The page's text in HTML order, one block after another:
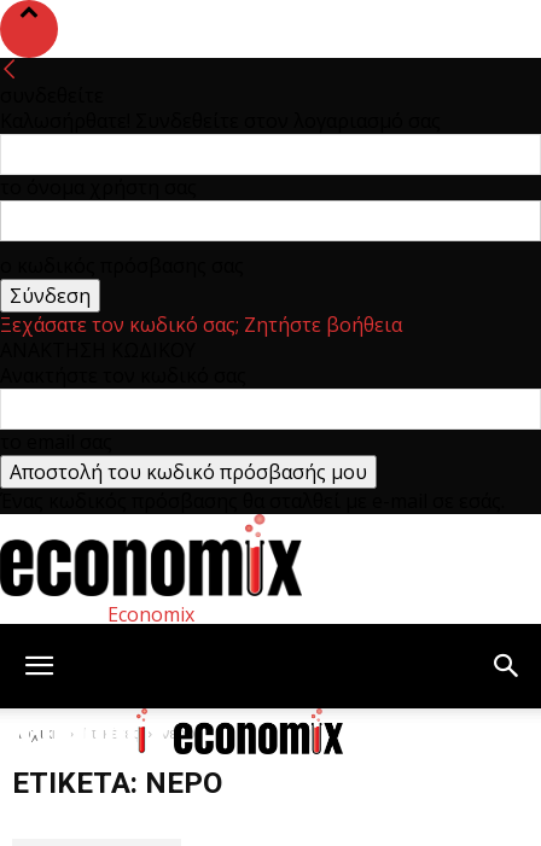
Ξεχάσατε τον κωδικό σας; Ζητήστε βοήθεια
Economix
Αρχική Ετικέτες νερό
ΕΤΙΚΈΤΑ: ΝΕΡΌ